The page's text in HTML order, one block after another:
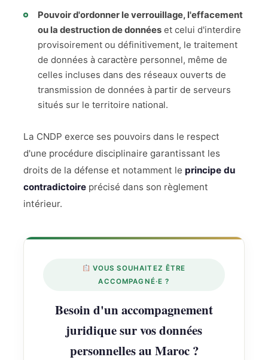
Pouvoir d'ordonner le verrouillage, l'effacement
ou la destruction de données et celui d'interdire
provisoirement ou définitivement, le traitement
de données à caractère personnel, même de
celles incluses dans des réseaux ouverts de
transmission de données à partir de serveurs
situés sur le territoire national.
La CNDP exerce ses pouvoirs dans le respect
d'une procédure disciplinaire garantissant les
droits de la défense et notamment le principe du
contradictoire précisé dans son règlement
intérieur.
VOUS SOUHAITEZ ÊTRE
ACCOMPAGNÉ·E ?
Besoin d'un accompagnement
juridique sur vos données
personnelles au Maroc ?